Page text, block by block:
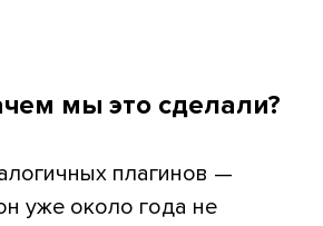
мы это сделали?
плагинов —
уже около года не